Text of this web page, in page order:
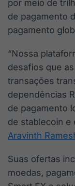
por meio de
de pagamento
pagamento
“Nossa
desafios que
transações
dependências
de pagamento
de stablecoin e
Aravinth
Suas ofertas
moedas,